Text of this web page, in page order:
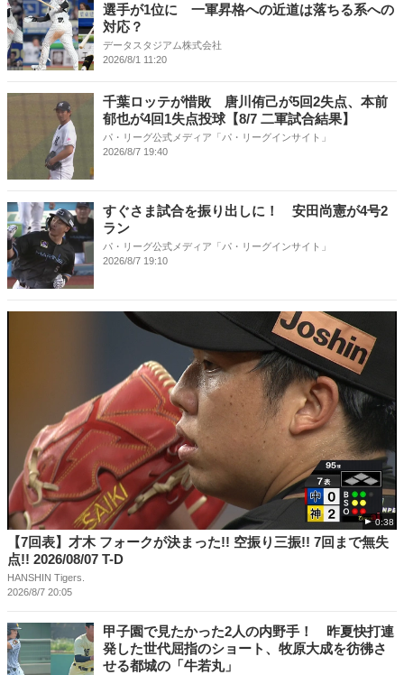
選手が1位に 一軍昇格への近道は落ちる系への
対応？
データスタジアム株式会社
2026/8/1 11:20
千葉ロッテが惜敗 唐川侑己が5回2失点、本前
郁也が4回1失点投球【8/7 二軍試合結果】
パ・リーグ公式メディア「パ・リーグインサイト」
2026/8/7 19:40
すぐさま試合を振り出しに！ 安田尚憲が4号2
ラン
パ・リーグ公式メディア「パ・リーグインサイト」
2026/8/7 19:10
0:38
【7回表】才木 フォークが決まった!! 空振り三振!! 7回まで無失
点!! 2026/08/07 T-D
HANSHIN Tigers.
2026/8/7 20:05
甲子園で見たかった2人の内野手！ 昨夏快打連
発した世代屈指のショート、牧原大成を彷彿さ
せる都城の「牛若丸」